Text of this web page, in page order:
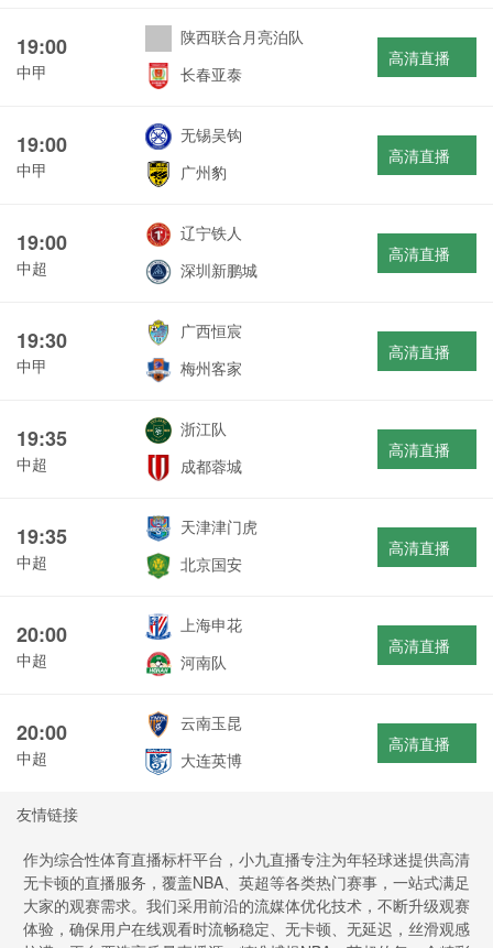
19:00
中甲
陕西联合月亮泊队
长春亚泰
高清直播
19:00
中甲
无锡吴钩
广州豹
高清直播
19:00
中超
辽宁铁人
深圳新鹏城
高清直播
19:30
中甲
广西恒宸
梅州客家
高清直播
19:35
中超
浙江队
成都蓉城
高清直播
19:35
中超
天津津门虎
北京国安
高清直播
20:00
中超
上海申花
河南队
高清直播
20:00
中超
云南玉昆
大连英博
高清直播
友情链接
作为综合性体育直播标杆平台，小九直播专注为年轻球迷提供高清
无卡顿的直播服务，覆盖NBA、英超等各类热门赛事，一站式满足
大家的观赛需求。我们采用前沿的流媒体优化技术，不断升级观赛
体验，确保用户在线观看时流畅稳定、无卡顿、无延迟，丝滑观感